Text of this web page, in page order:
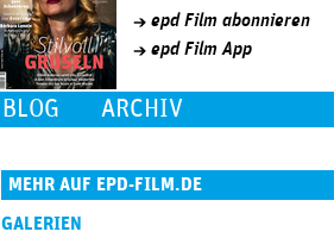
epd Film abonnieren
epd Film App
BLOG ARCHIV
MEHR AUF EPD-FILM.DE
GALERIEN